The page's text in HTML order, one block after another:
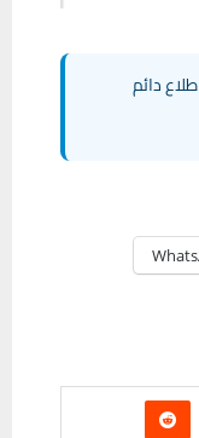
دائم